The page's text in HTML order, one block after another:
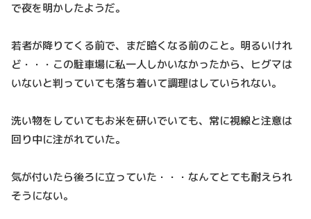
で夜を明かしたようだ。
若者が降りてくる前で、まだ暗くなる前のこと。明るいけれ
ど・・・この駐車場に私一人しかいなかったから、ヒグマは
いないと判っていても落ち着いて調理はしていられない。
洗い物をしていてもお米を研いでいても、常に視線と注意は
回り中に注がれていた。
気が付いたら後ろに立っていた・・・なんてとても耐えられ
そうにない。